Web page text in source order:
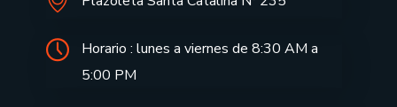
Horario : lunes a viernes de 8:30 AM a
5:00 PM